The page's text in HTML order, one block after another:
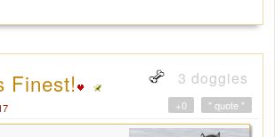
Finest! 3 doggies
" quote "
+0